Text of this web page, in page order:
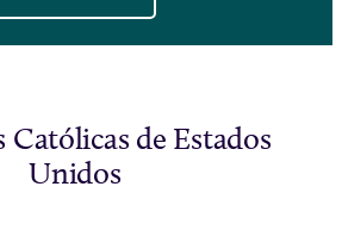
Católicas de Estados
Unidos